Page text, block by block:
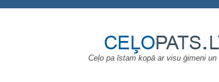
Ceļo pa īstam kopā ar visu ģimeni un